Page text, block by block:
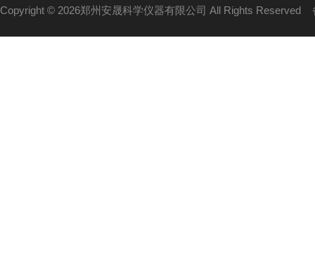
Copyright © 2026郑州安晟科学仪器有限公司 All Rights Reserved